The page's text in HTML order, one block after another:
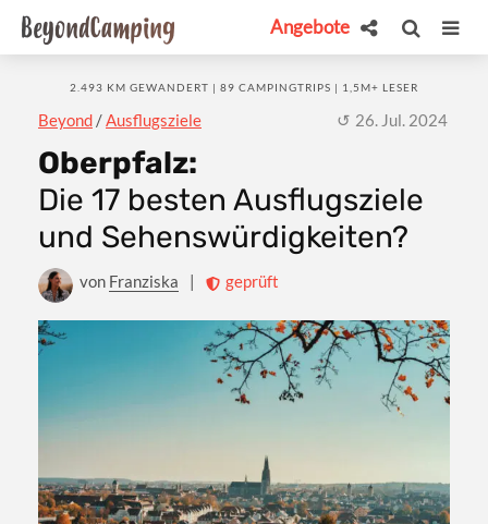
Angebote
Beyond /Ausflugsziele
2.493 KM GEWANDERT | 89 CAMPINGTRIPS | 1,5M+ LESER
26. Jul. 2024
Oberpfalz:
Die 17 besten Ausflugsziele
und Sehenswürdigkeiten?
von Franziska geprüft